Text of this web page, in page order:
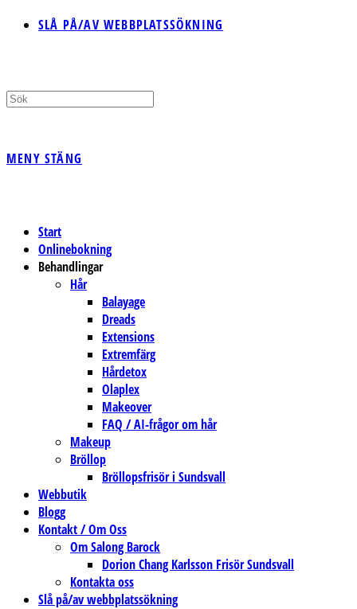
SLÅ PÅ/AV WEBBPLATSSÖKNING
MENY STÄNG
Start
Onlinebokning
Behandlingar
Hår
Balayage
Dreads
Extensions
Extremfärg
Hårdetox
Olaplex
Makeover
FAQ / AI-frågor om hår
Makeup
Bröllop
Bröllopsfrisör i Sundsvall
Webbutik
Blogg
Kontakt / Om Oss
Om Salong Barock
Dorion Chang Karlsson Frisör Sundsvall
Kontakta oss
Slå på/av webbplatssökning